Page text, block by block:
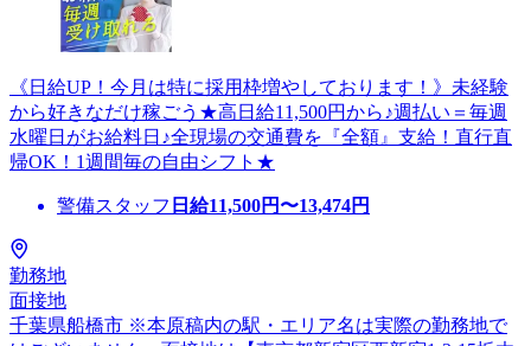
《日給UP！今月は特に採用枠増やしております！》未経験
から好きなだけ稼ごう★高日給11,500円から♪週払い＝毎週
水曜日がお給料日♪全現場の交通費を『全額』支給！直行直
帰OK！1週間毎の自由シフト★
警備スタッフ 日給11,500円〜13,474円
勤務地
面接地
千葉県船橋市 ※本原稿内の駅・エリア名は実際の勤務地で